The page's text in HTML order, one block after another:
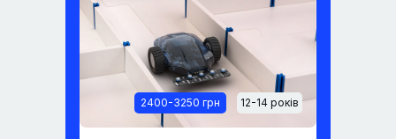
12-14 років
2400-3250 грн